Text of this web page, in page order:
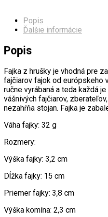
Popis
Ďalšie informácie
Popis
Fajka z hrušky je vhodná pre
fajčiarov fajok od európskeho
ručne vyrábaná a teda každá
vášnivých fajčiarov,
nezahŕňa stojan. Fajka je
Váha fajky: 32 g
Rozmery:
Výška fajky: 3,2 cm
Dĺžka fajky: 15 cm
Priemer fajky: 3,8 cm
Výška komína: 2,3 cm